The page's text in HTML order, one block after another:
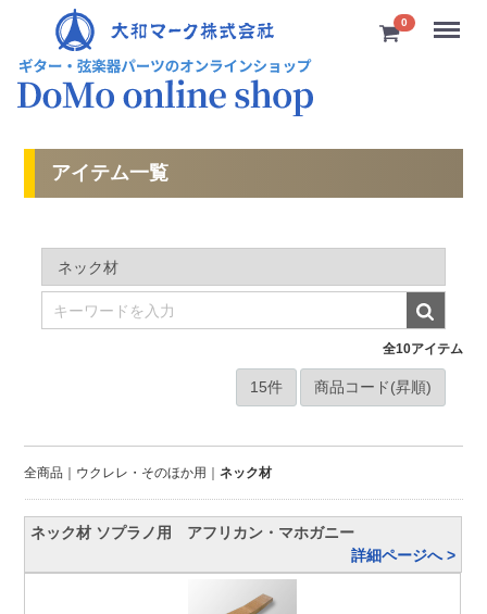
0 Menu
アイテム一覧
全10アイテム
全商品 ウクレレ・そのほか用 ネック材
ネック材 ソプラノ用 アフリカン・マホガニー
詳細ページへ >